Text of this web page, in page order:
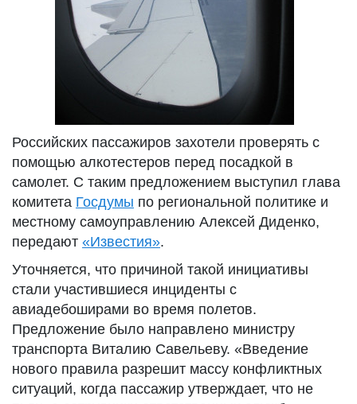
Российских пассажиров захотели проверять с
помощью алкотестеров перед посадкой в
самолет. С таким предложением выступил глава
комитета Госдумы по региональной политике и
местному самоуправлению Алексей Диденко,
передают «Известия».
Уточняется, что причиной такой инициативы
стали участившиеся инциденты с
авиадебоширами во время полетов.
Предложение было направлено министру
транспорта Виталию Савельеву. «Введение
нового правила разрешит массу конфликтных
ситуаций, когда пассажир утверждает, что не